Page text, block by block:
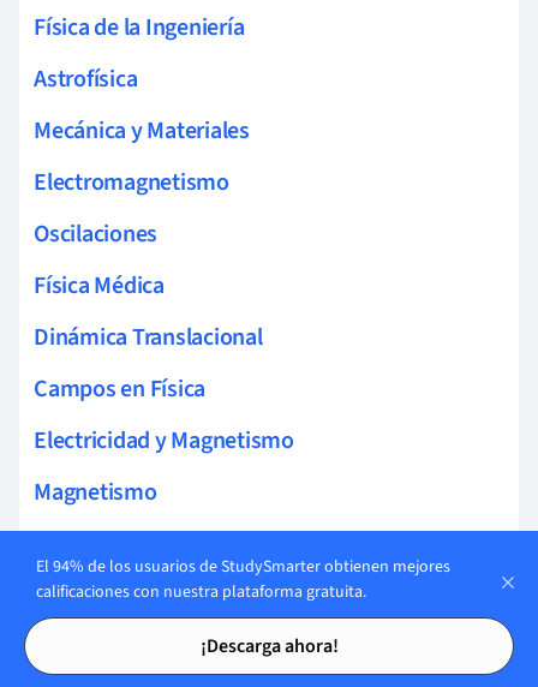
Tarjetas de estudio
Tarjetas de estudio
Física de la Ingeniería
Astrofísica
Mecánica y Materiales
Electromagnetismo
Oscilaciones
Física Médica
Dinámica Translacional
Campos en Física
Electricidad y Magnetismo
Magnetismo
Mecánica Avanzada y Física Térmica
Fuerza Eléctrica, Campo y Potencial
El 94% de los usuarios de StudySmarter obtienen mejores
calificaciones con nuestra plataforma gratuita.
¡Descarga ahora!